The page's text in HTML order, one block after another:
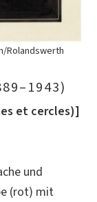
Rolandswerth
et cercles)]
und
(rot) mit